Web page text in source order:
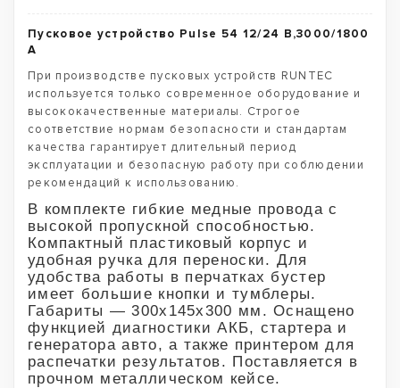
Пусковое устройство Pulse 54 12/24 В,3000/1800
A
При производстве пусковых устройств RUNTEC
используется только современное оборудование и
высококачественные материалы. Строгое
соответствие нормам безопасности и стандартам
качества гарантирует длительный период
эксплуатации и безопасную работу при соблюдении
рекомендаций к использованию.
В комплекте гибкие медные провода с
высокой пропускной способностью.
Компактный пластиковый корпус и
удобная ручка для переноски. Для
удобства работы в перчатках бустер
имеет большие кнопки и тумблеры.
Габариты — 300х145х300 мм. Оснащено
функцией диагностики АКБ, стартера и
генератора авто, а также принтером для
распечатки результатов. Поставляется в
прочном металлическом кейсе.